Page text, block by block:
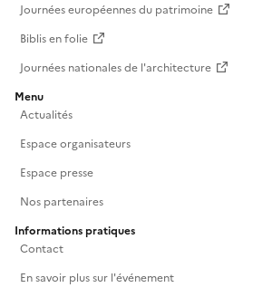
Journées européennes du patrimoine
Biblis en folie
Journées nationales de l'architecture
Menu
Actualités
Espace organisateurs
Espace presse
Nos partenaires
Informations pratiques
Contact
En savoir plus sur l'événement